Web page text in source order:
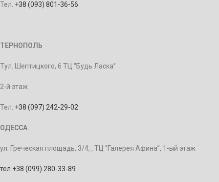
Тел. +38 (093) 801-36-56
ТЕРНОПОЛЬ
Тул. Шептицкого, 6 ТЦ “Будь Ласка”
2-й этаж
Тел: +38 (097) 242-29-02
ОДЕССА
ул. Греческая площадь, 3/4, , ТЦ “Галерея Афина”, 1-ый этаж
тел +38 (099) 280-33-89